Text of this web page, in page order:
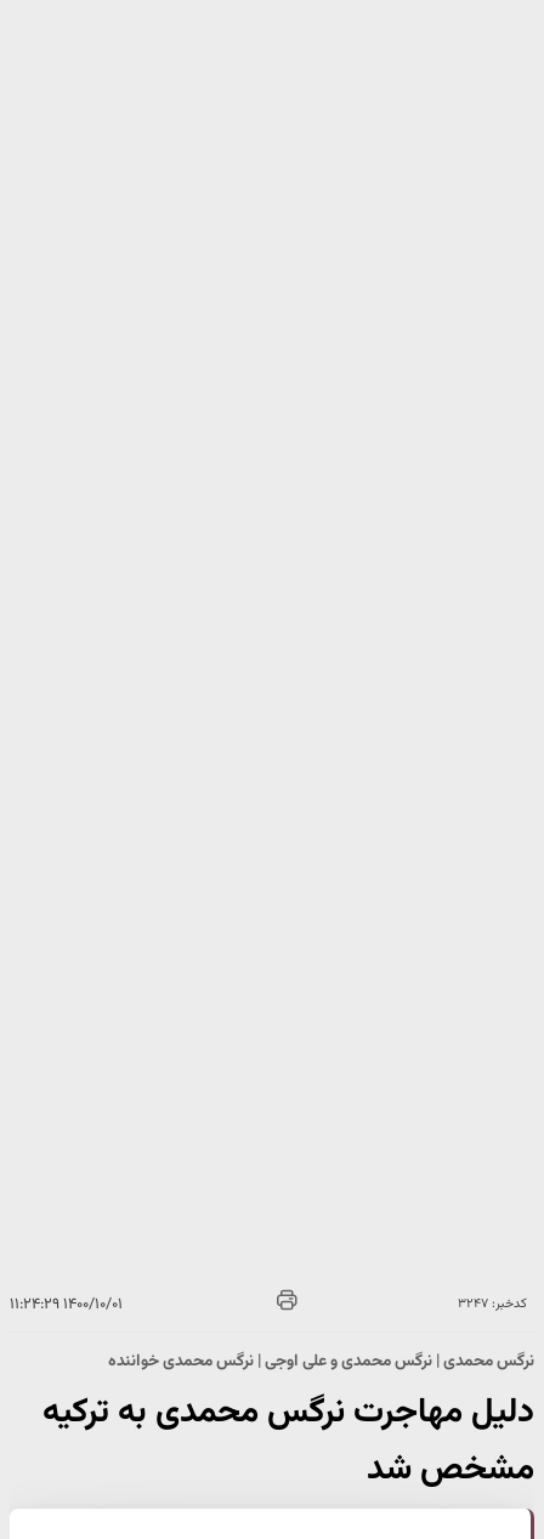
کدخبر: ۳۲۴۷ ۱۴۰۰/۱۰/۰۱ ۱۱:۲۴:۲۹
نرگس محمدی | نرگس محمدی و علی اوجی | نرگس محمدی خواننده
دلیل مهاجرت نرگس محمدی به ترکیه
مشخص شد